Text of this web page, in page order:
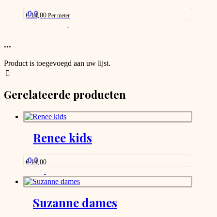
0.0
€14,00 Per meter
on
product
page
...
Product is toegevoegd aan uw lijst.
Gerelateerde producten
Renee kids
0.0
€14,00
Suzanne dames